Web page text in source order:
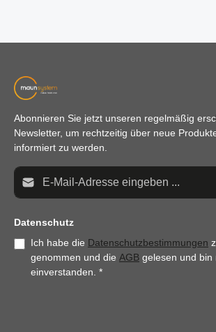
Abonnieren Sie jetzt unseren regelmäßig
Newsletter, um rechtzeitig über neue
informiert zu werden.
E-Mail-Adresse*
Datenschutz
Ich habe die Datenschutzbestimmungen
genommen und die AGB gelesen und bin
einverstanden. *